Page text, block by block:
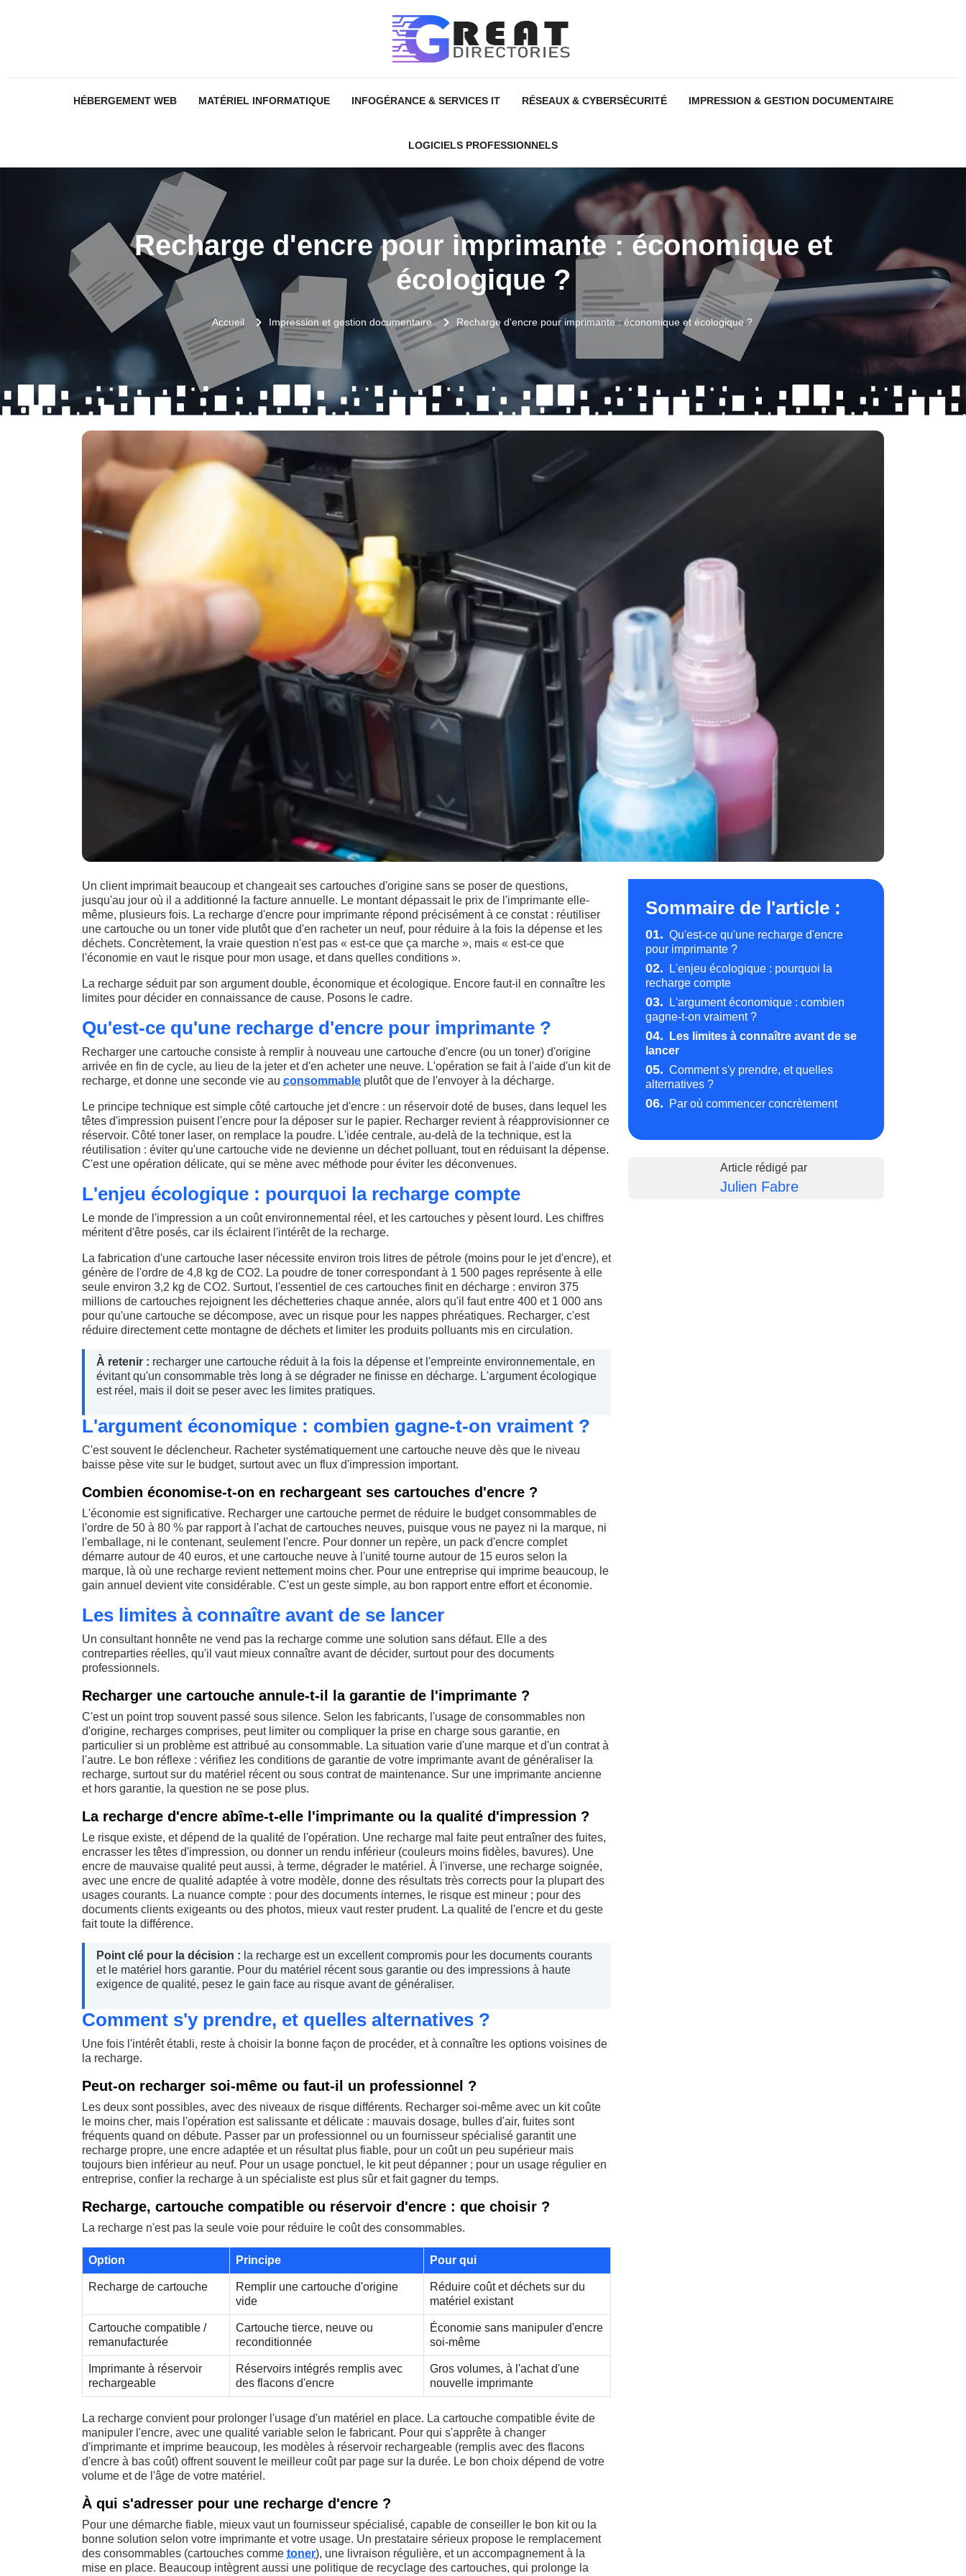
HÉBERGEMENT WEB MATÉRIEL INFORMATIQUE INFOGÉRANCE & SERVICES IT RÉSEAUX & CYBERSÉCURITÉ IMPRESSION & GESTION DOCUMENTAIRE
LOGICIELS PROFESSIONNELS
Recharge d'encre pour imprimante : économique et
écologique ?
Accueil Impression et gestion documentaire Recharge d'encre pour imprimante : économique et écologique ?
Un client imprimait beaucoup et changeait ses cartouches d'origine sans se poser de questions,
jusqu'au jour où il a additionné la facture annuelle. Le montant dépassait le prix de l'imprimante elle-
même, plusieurs fois. La recharge d'encre pour imprimante répond précisément à ce constat : réutiliser
une cartouche ou un toner vide plutôt que d'en racheter un neuf, pour réduire à la fois la dépense et les
déchets. Concrètement, la vraie question n'est pas « est-ce que ça marche », mais « est-ce que
l'économie en vaut le risque pour mon usage, et dans quelles conditions ».
La recharge séduit par son argument double, économique et écologique. Encore faut-il en connaître les
limites pour décider en connaissance de cause. Posons le cadre.
Qu'est-ce qu'une recharge d'encre pour imprimante ?
Recharger une cartouche consiste à remplir à nouveau une cartouche d'encre (ou un toner) d'origine
arrivée en fin de cycle, au lieu de la jeter et d'en acheter une neuve. L'opération se fait à l'aide d'un kit de
recharge, et donne une seconde vie au consommable plutôt que de l'envoyer à la décharge.
Le principe technique est simple côté cartouche jet d'encre : un réservoir doté de buses, dans lequel les
têtes d'impression puisent l'encre pour la déposer sur le papier. Recharger revient à réapprovisionner ce
réservoir. Côté toner laser, on remplace la poudre. L'idée centrale, au-delà de la technique, est la
réutilisation : éviter qu'une cartouche vide ne devienne un déchet polluant, tout en réduisant la dépense.
C'est une opération délicate, qui se mène avec méthode pour éviter les déconvenues.
L'enjeu écologique : pourquoi la recharge compte
Le monde de l'impression a un coût environnemental réel, et les cartouches y pèsent lourd. Les chiffres
méritent d'être posés, car ils éclairent l'intérêt de la recharge.
La fabrication d'une cartouche laser nécessite environ trois litres de pétrole (moins pour le jet d'encre), et
génère de l'ordre de 4,8 kg de CO2. La poudre de toner correspondant à 1 500 pages représente à elle
seule environ 3,2 kg de CO2. Surtout, l'essentiel de ces cartouches finit en décharge : environ 375
millions de cartouches rejoignent les déchetteries chaque année, alors qu'il faut entre 400 et 1 000 ans
pour qu'une cartouche se décompose, avec un risque pour les nappes phréatiques. Recharger, c'est
réduire directement cette montagne de déchets et limiter les produits polluants mis en circulation.
À retenir : recharger une cartouche réduit à la fois la dépense et l'empreinte environnementale, en
évitant qu'un consommable très long à se dégrader ne finisse en décharge. L'argument écologique
est réel, mais il doit se peser avec les limites pratiques.
L'argument économique : combien gagne-t-on vraiment ?
C'est souvent le déclencheur. Racheter systématiquement une cartouche neuve dès que le niveau
baisse pèse vite sur le budget, surtout avec un flux d'impression important.
Combien économise-t-on en rechargeant ses cartouches d'encre ?
L'économie est significative. Recharger une cartouche permet de réduire le budget consommables de
l'ordre de 50 à 80 % par rapport à l'achat de cartouches neuves, puisque vous ne payez ni la marque, ni
l'emballage, ni le contenant, seulement l'encre. Pour donner un repère, un pack d'encre complet
démarre autour de 40 euros, et une cartouche neuve à l'unité tourne autour de 15 euros selon la
marque, là où une recharge revient nettement moins cher. Pour une entreprise qui imprime beaucoup, le
gain annuel devient vite considérable. C'est un geste simple, au bon rapport entre effort et économie.
Les limites à connaître avant de se lancer
Un consultant honnête ne vend pas la recharge comme une solution sans défaut. Elle a des
contreparties réelles, qu'il vaut mieux connaître avant de décider, surtout pour des documents
professionnels.
Recharger une cartouche annule-t-il la garantie de l'imprimante ?
C'est un point trop souvent passé sous silence. Selon les fabricants, l'usage de consommables non
d'origine, recharges comprises, peut limiter ou compliquer la prise en charge sous garantie, en
particulier si un problème est attribué au consommable. La situation varie d'une marque et d'un contrat à
l'autre. Le bon réflexe : vérifiez les conditions de garantie de votre imprimante avant de généraliser la
recharge, surtout sur du matériel récent ou sous contrat de maintenance. Sur une imprimante ancienne
et hors garantie, la question ne se pose plus.
La recharge d'encre abîme-t-elle l'imprimante ou la qualité d'impression ?
Le risque existe, et dépend de la qualité de l'opération. Une recharge mal faite peut entraîner des fuites,
encrasser les têtes d'impression, ou donner un rendu inférieur (couleurs moins fidèles, bavures). Une
encre de mauvaise qualité peut aussi, à terme, dégrader le matériel. À l'inverse, une recharge soignée,
avec une encre de qualité adaptée à votre modèle, donne des résultats très corrects pour la plupart des
usages courants. La nuance compte : pour des documents internes, le risque est mineur ; pour des
documents clients exigeants ou des photos, mieux vaut rester prudent. La qualité de l'encre et du geste
fait toute la différence.
Point clé pour la décision : la recharge est un excellent compromis pour les documents courants
et le matériel hors garantie. Pour du matériel récent sous garantie ou des impressions à haute
exigence de qualité, pesez le gain face au risque avant de généraliser.
Comment s'y prendre, et quelles alternatives ?
Une fois l'intérêt établi, reste à choisir la bonne façon de procéder, et à connaître les options voisines de
la recharge.
Peut-on recharger soi-même ou faut-il un professionnel ?
Les deux sont possibles, avec des niveaux de risque différents. Recharger soi-même avec un kit coûte
le moins cher, mais l'opération est salissante et délicate : mauvais dosage, bulles d'air, fuites sont
fréquents quand on débute. Passer par un professionnel ou un fournisseur spécialisé garantit une
recharge propre, une encre adaptée et un résultat plus fiable, pour un coût un peu supérieur mais
toujours bien inférieur au neuf. Pour un usage ponctuel, le kit peut dépanner ; pour un usage régulier en
entreprise, confier la recharge à un spécialiste est plus sûr et fait gagner du temps.
Recharge, cartouche compatible ou réservoir d'encre : que choisir ?
La recharge n'est pas la seule voie pour réduire le coût des consommables.
Option Principe Pour qui
Recharge de cartouche
Remplir une cartouche d'origine
vide
Réduire coût et déchets sur du
matériel existant
Cartouche compatible /
remanufacturée
Cartouche tierce, neuve ou
reconditionnée
Économie sans manipuler d'encre
soi-même
Imprimante à réservoir
rechargeable
Réservoirs intégrés remplis avec
des flacons d'encre
Gros volumes, à l'achat d'une
nouvelle imprimante
La recharge convient pour prolonger l'usage d'un matériel en place. La cartouche compatible évite de
manipuler l'encre, avec une qualité variable selon le fabricant. Pour qui s'apprête à changer
d'imprimante et imprime beaucoup, les modèles à réservoir rechargeable (remplis avec des flacons
d'encre à bas coût) offrent souvent le meilleur coût par page sur la durée. Le bon choix dépend de votre
volume et de l'âge de votre matériel.
À qui s'adresser pour une recharge d'encre ?
Pour une démarche fiable, mieux vaut un fournisseur spécialisé, capable de conseiller le bon kit ou la
bonne solution selon votre imprimante et votre usage. Un prestataire sérieux propose le remplacement
des consommables (cartouches comme toner), une livraison régulière, et un accompagnement à la
mise en place. Beaucoup intègrent aussi une politique de recyclage des cartouches, qui prolonge la
Sommaire de l'article :
01. Qu'est-ce qu'une recharge d'encre
pour imprimante ?
02.
L'enjeu écologique : pourquoi la
recharge compte
03.
L'argument économique : combien
gagne-t-on vraiment ?
04.
Les limites à connaître avant de se
lancer
05. Comment s'y prendre, et quelles
alternatives ?
06. Par où commencer concrètement
Article rédigé par
Julien Fabre